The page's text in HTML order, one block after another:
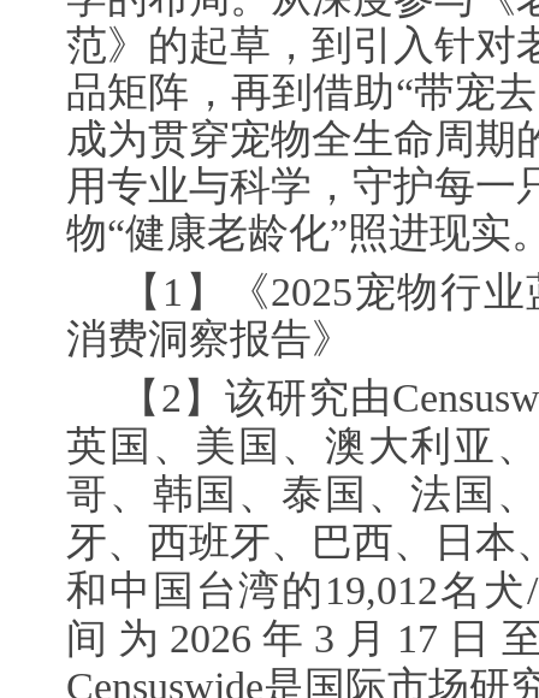
范》的起草，到引入针对
品矩阵，再到借助“带宠
成为贯穿宠物全生命周期
用专业与科学，守护每一
物“健康老龄化”照进现实
【1】《2025宠物行
消费洞察报告》
【2】该研究由
英国、美国、澳大利亚
哥、韩国、泰国、法国
牙、西班牙、巴西、日本
和中国台湾的19,012名
间为2026年3月17日
Censuswide是国际市场研